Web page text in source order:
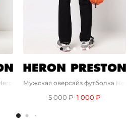
Preston "Стиль"
Мужская оверсайз футболка
5 000 ₽ 1 000 ₽